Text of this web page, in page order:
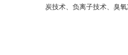
炭技术、负离子技术、臭